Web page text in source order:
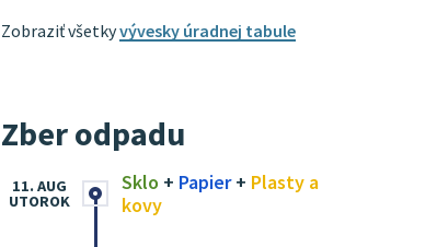
Zobraziť všetkyvývesky úradnej tabule
Zber odpadu
Sklo + Papier+ Plasty a
kovy
11. AUG
UTOROK